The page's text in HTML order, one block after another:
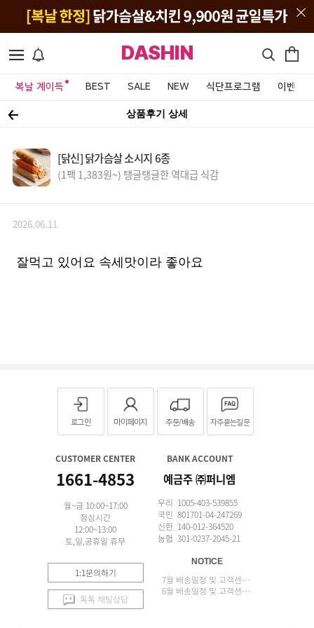
DASHIN
복날 계이득 BEST SALE NEW 식단프로그램 이벤트&
상품후기 상세
[닭신] 닭가슴살 소시지 6종
(1팩 1,383원~) 탱글탱글한 역대급 식감
2026.06.11
잘먹고 있어요 속세맛이라 좋아요
로그인 마이페이지 주문/배송 자주묻는질문
CUSTOMER CENTER
1661-4853
월~금 10:00~17:00
점심시간
12:00~13:00
토,일,공휴일 휴무
1:1문의하기
톡톡 채팅상담
BANK ACCOUNT
예금주 ㈜퍼니엠
우리 1005-403-539855
국민 801701-04-247269
신한 140-012-364520
농협 301-0237-2045-21
NOTICE
7월 배송일정 및 고객센터 업무 안내
6월 배송일정 및 고객센터 업무 안내